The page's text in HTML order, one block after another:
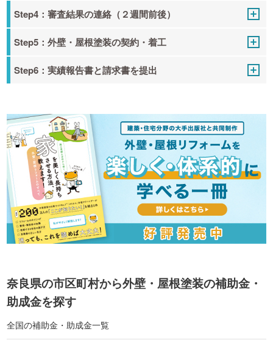
Step4：審査結果の連絡（２週間前後）
Step5：外壁・屋根塗装の契約・着工
Step6：実績報告書と請求書を提出
奈良県の市区町村から外壁・屋根塗装の補助金・
助成金を探す
全国の補助金・助成金一覧